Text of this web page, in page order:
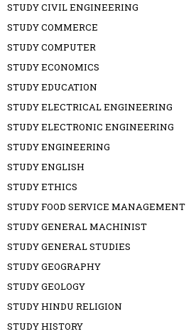
STUDY CIVIL ENGINEERING
STUDY COMMERCE
STUDY COMPUTER
STUDY ECONOMICS
STUDY EDUCATION
STUDY ELECTRICAL ENGINEERING
STUDY ELECTRONIC ENGINEERING
STUDY ENGINEERING
STUDY ENGLISH
STUDY ETHICS
STUDY FOOD SERVICE MANAGEMENT
STUDY GENERAL MACHINIST
STUDY GENERAL STUDIES
STUDY GEOGRAPHY
STUDY GEOLOGY
STUDY HINDU RELIGION
STUDY HISTORY